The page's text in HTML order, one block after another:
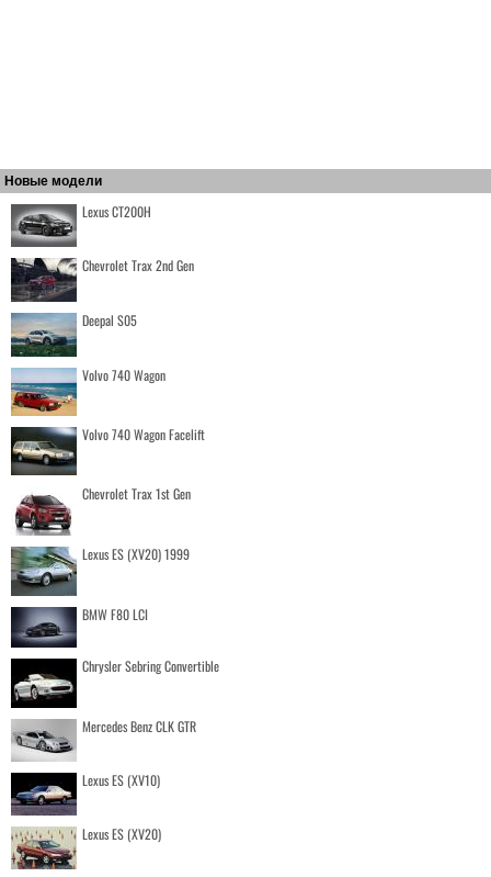
Новые модели
Lexus CT200H
Chevrolet Trax 2nd Gen
Deepal S05
Volvo 740 Wagon
Volvo 740 Wagon Facelift
Chevrolet Trax 1st Gen
Lexus ES (XV20) 1999
BMW F80 LCI
Chrysler Sebring Convertible
Mercedes Benz CLK GTR
Lexus ES (XV10)
Lexus ES (XV20)